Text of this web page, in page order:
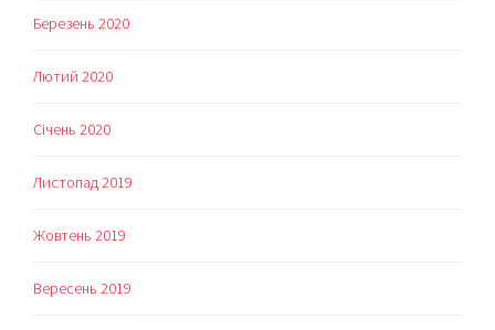
Березень 2020
Лютий 2020
Січень 2020
Листопад 2019
Жовтень 2019
Вересень 2019